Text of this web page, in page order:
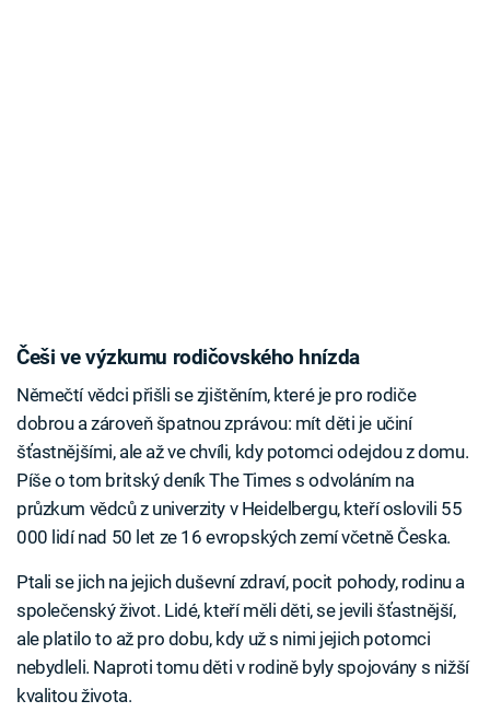
Češi ve výzkumu rodičovského hnízda
Němečtí vědci přišli se zjištěním, které je pro rodiče
dobrou a zároveň špatnou zprávou: mít děti je učiní
šťastnějšími, ale až ve chvíli, kdy potomci odejdou z domu.
Píše o tom britský deník The Times s odvoláním na
průzkum vědců z univerzity v Heidelbergu, kteří oslovili 55
000 lidí nad 50 let ze 16 evropských zemí včetně Česka.
Ptali se jich na jejich duševní zdraví, pocit pohody, rodinu a
společenský život. Lidé, kteří měli děti, se jevili šťastnější,
ale platilo to až pro dobu, kdy už s nimi jejich potomci
nebydleli. Naproti tomu děti v rodině byly spojovány s nižší
kvalitou života.